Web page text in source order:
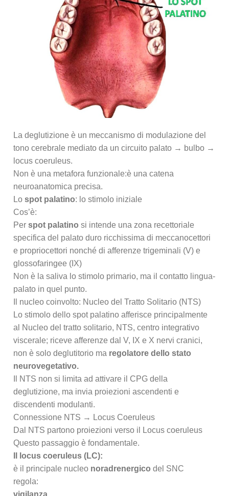
La deglutizione è un meccanismo di modulazione del
tono cerebrale mediato da un circuito palato → bulbo →
locus coeruleus.
Non è una metafora funzionale:è una catena
neuroanatomica precisa.
Lospot palatino: lo stimolo iniziale
Cos’è:
Perspot palatino si intende una zona recettoriale
specifica del palato duro ricchissima di meccanocettori
e propriocettori nonché di afferenze trigeminali (V) e
glossofaringee (IX)
Non è la saliva lo stimolo primario, ma il contatto lingua-
palato in quel punto.
Il nucleo coinvolto: Nucleo del Tratto Solitario (NTS)
Lo stimolo dello spot palatino afferisce principalmente
al Nucleo del tratto solitario, NTS, centro integrativo
viscerale; riceve afferenze dal V, IX e X nervi cranici,
non è solo deglutitorio ma regolatore dello stato
neurovegetativo.
Il NTS non si limita ad attivare il CPG della
deglutizione, ma invia proiezioni ascendenti e
discendenti modulanti.
Connessione NTS → Locus Coeruleus
Dal NTS partono proiezioni verso il Locus coeruleus
Questo passaggio è fondamentale.
Il locus coeruleus (LC):
è il principale nucleo noradrenergico del SNC
regola:
vigilanza